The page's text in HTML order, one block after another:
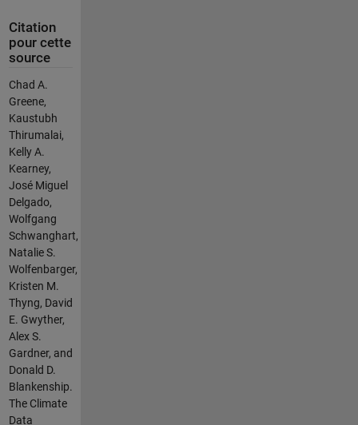
Citation
pour cette
source
Chad A.
Greene,
Kaustubh
Thirumalai,
Kelly A.
Kearney,
José Miguel
Delgado,
Wolfgang
Schwanghart,
Natalie S.
Wolfenbarger,
Kristen M.
Thyng, David
E. Gwyther,
Alex S.
Gardner, and
Donald D.
Blankenship.
The Climate
Data